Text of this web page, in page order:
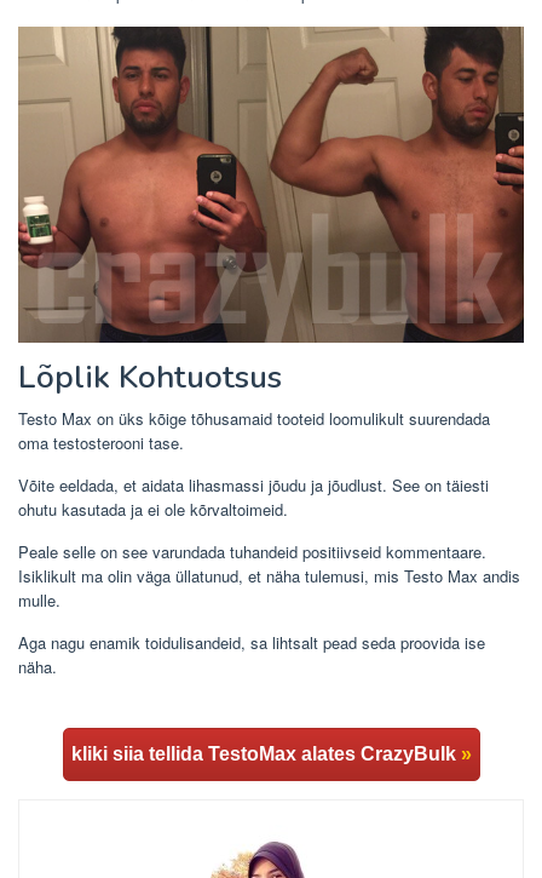
Lõplik Kohtuotsus
Testo Max on üks kõige tõhusamaid tooteid loomulikult suurendada
oma testosterooni tase.
Võite eeldada, et aidata lihasmassi jõudu ja jõudlust. See on täiesti
ohutu kasutada ja ei ole kõrvaltoimeid.
Peale selle on see varundada tuhandeid positiivseid kommentaare.
Isiklikult ma olin väga üllatunud, et näha tulemusi, mis Testo Max andis
mulle.
Aga nagu enamik toidulisandeid, sa lihtsalt pead seda proovida ise
näha.
kliki siia tellida TestoMax alates CrazyBulk »